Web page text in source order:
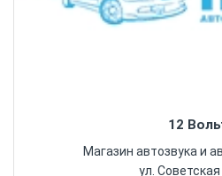
12
Магазин автозвука и
ул.